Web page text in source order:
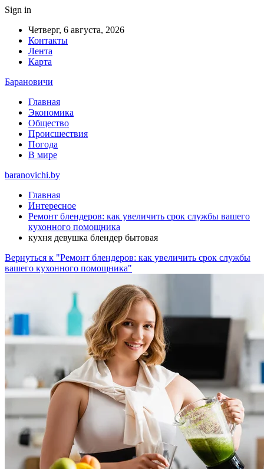
Sign in
Четверг, 6 августа, 2026
Контакты
Лента
Карта
Барановичи
Главная
Экономика
Общество
Происшествия
Погода
В мире
baranovichi.by
Главная
Интересное
Ремонт блендеров: как увеличить срок службы вашего
кухонного помощника
кухня девушка блендер бытовая
Вернуться к "Ремонт блендеров: как увеличить срок службы
вашего кухонного помощника"